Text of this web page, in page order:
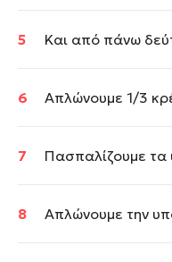
Και από πάνω
Απλώνουμε 1/3
Πασπαλίζουμε τα
Απλώνουμε την